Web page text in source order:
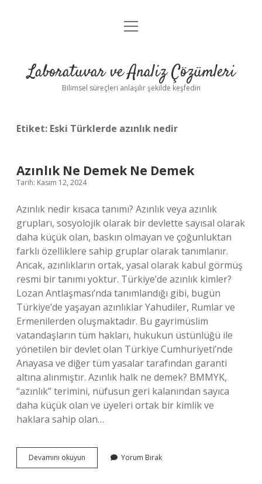
Anasayfa
Yasal Uyarı
menüyü
Laboratuvar ve Analiz Çözümleri
Bilimsel süreçleri anlaşılır şekilde keşfedin
Etiket: Eski Türklerde azınlık nedir
Azınlık Ne Demek Ne Demek
Tarih: Kasım 12, 2024
Azınlık nedir kısaca tanımı? Azınlık veya azınlık
grupları, sosyolojik olarak bir devlette sayısal olarak
daha küçük olan, baskın olmayan ve çoğunluktan
farklı özelliklere sahip gruplar olarak tanımlanır.
Ancak, azınlıkların ortak, yasal olarak kabul görmüş
resmi bir tanımı yoktur. Türkiye’de azınlık kimler?
Lozan Antlaşması’nda tanımlandığı gibi, bugün
Türkiye’de yaşayan azınlıklar Yahudiler, Rumlar ve
Ermenilerden oluşmaktadır. Bu gayrimüslim
vatandaşların tüm hakları, hukukun üstünlüğü ile
yönetilen bir devlet olan Türkiye Cumhuriyeti’nde
Anayasa ve diğer tüm yasalar tarafından garanti
altına alınmıştır. Azınlık halk ne demek? BMMYK,
“azınlık” terimini, nüfusun geri kalanından sayıca
daha küçük olan ve üyeleri ortak bir kimlik ve
haklara sahip olan…
Devamını okuyun
Ne
Yorum Bırak